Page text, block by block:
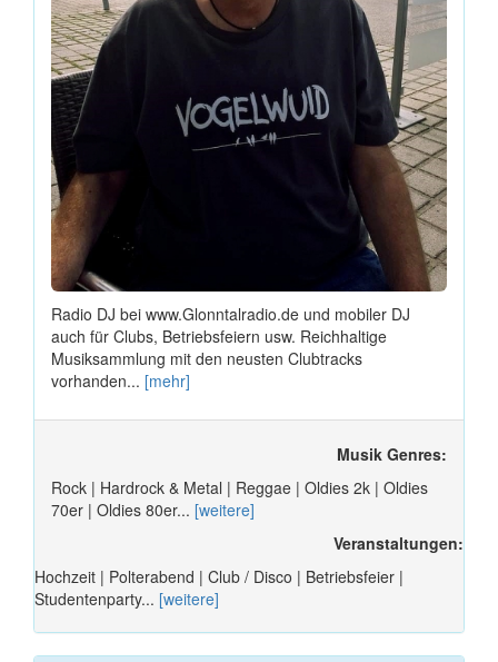
Radio DJ bei www.Glonntalradio.de und mobiler DJ
auch für Clubs, Betriebsfeiern usw. Reichhaltige
Musiksammlung mit den neusten Clubtracks
vorhanden... [mehr]
Musik Genres:
Rock | Hardrock & Metal | Reggae | Oldies 2k | Oldies
70er | Oldies 80er... [weitere]
Veranstaltungen:
Hochzeit | Polterabend | Club / Disco | Betriebsfeier |
Studentenparty... [weitere]